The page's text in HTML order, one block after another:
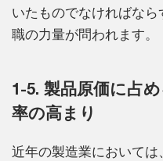
いたものでなければな
職の力量が問われます。
1-5. 製品原価に占
率の高まり
近年の製造業において